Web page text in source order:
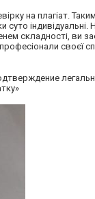
на плагіат.
індивідуальні.
складності, ви
своєї